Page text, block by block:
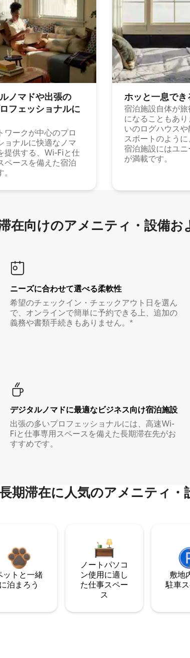
ノマドや出⁠張⁠の
フ⁠ェ⁠ッ⁠シ⁠ョ⁠ナ⁠ル⁠に
ワークが中心のプロ
ョナルに快適なノマ
提供する、Wi-Fiと仕
ペースを備えた宿泊
ホッと一⁠息⁠で⁠き⁠
宿泊施設自体が
になることもあ
いのログハウス
スボートのよう
宿泊施設にはユ
が満載です。
在向け⁠のア⁠メ⁠ニ⁠テ⁠ィ⁠・設⁠備⁠お
ニーズに合わせて選べる柔軟性
希望のチェックイン・チェックアウト日を選ん
で、オンラインで簡単に予約できる上、追加の
義務や書類手続きもありません。*
デジタルノマド⁠に最⁠適⁠なビ⁠ジ⁠ネ⁠ス⁠向⁠け宿⁠泊⁠施⁠設
出張の多いプロフェッショナルには、高速Wi-
Fiと仕事専用スペースを備えた長期滞在先がお
すすめです。
期滞在に人気のアメニティ・
ットと一緒
に泊まろう
ノートパソコ
ン使用に適し
た仕事スペー
ス
敷地
駐⁠車